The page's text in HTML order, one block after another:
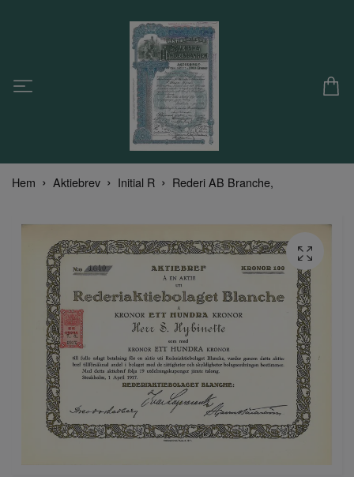
Hem Aktiebrev Initial R Rederi AB Branche,